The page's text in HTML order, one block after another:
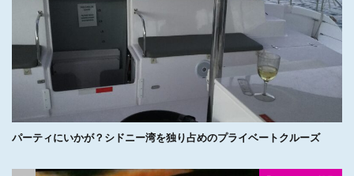
パーティにいかが？シドニー湾を独り占めのプライベートクルーズ